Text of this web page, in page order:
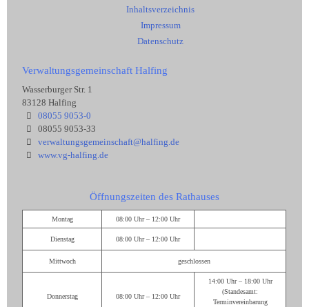
Inhaltsverzeichnis
Impressum
Datenschutz
Verwaltungsgemeinschaft Halfing
Wasserburger Str. 1
83128 Halfing
08055 9053-0
08055 9053-33
verwaltungsgemeinschaft@halfing.de
www.vg-halfing.de
Öffnungszeiten des Rathauses
Montag 08:00 Uhr – 12:00 Uhr
Dienstag 08:00 Uhr – 12:00 Uhr
Mittwoch geschlossen
Donnerstag 08:00 Uhr – 12:00 Uhr
14:00 Uhr – 18:00 Uhr
(Standesamt:
Terminvereinbarung